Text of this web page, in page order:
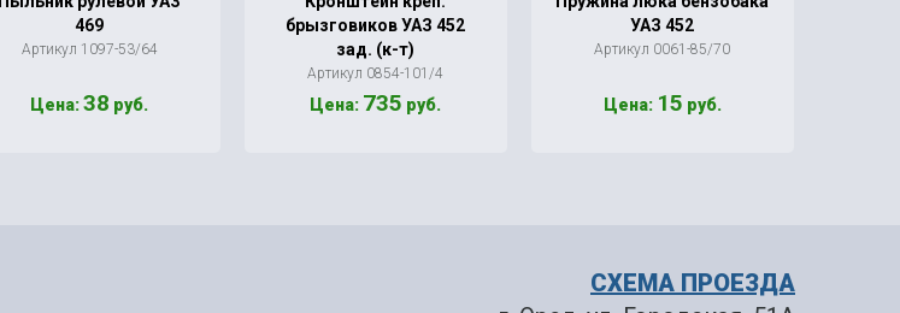
469
Артикул 1097-53/64
Цена:38 руб.
брызговиков УАЗ 452
зад. (к-т)
Артикул 0854-101/4
Цена: 735 руб.
УАЗ 452
Артикул 0061-85/70
Цена: 15 руб.
СХЕМА ПРОЕЗДА